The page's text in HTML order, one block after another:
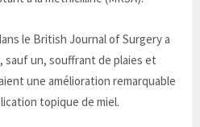
le British Journal of Surgery a
un, souffrant de plaies et
une amélioration remarquable
topique de miel.